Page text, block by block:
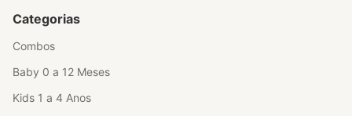
Categorias
Combos
Baby 0 a 12 Meses
Kids 1 a 4 Anos